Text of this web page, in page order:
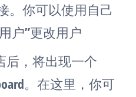
。你可以使用自己
户”更改用户
后，将出现一个
。在这里，你可